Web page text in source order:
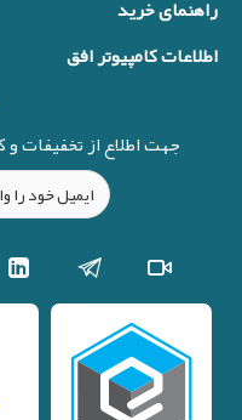
راهنمای خرید
اطلاعات کامپیوتر افق
جهت اطلاع از تخفیفات